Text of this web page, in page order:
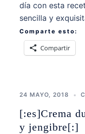
día con esta
sencilla y
Comparte esto:
Compartir
24 MAYO, 2018
[:es]Crema
y jengibre[:]